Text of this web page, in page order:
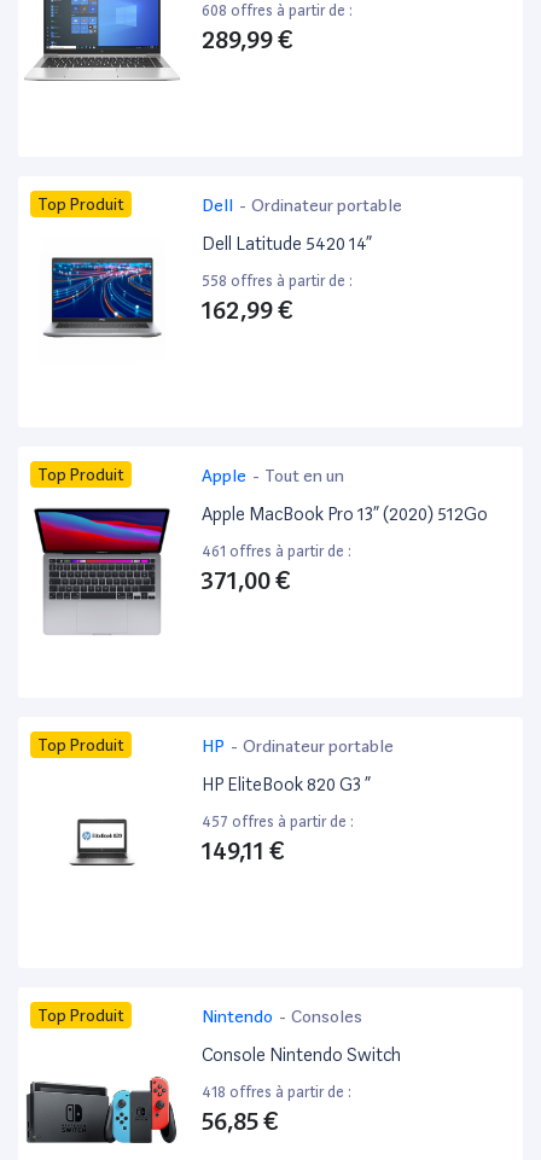
608 offres à partir de :
289,99 €
Top Produit Dell - Ordinateur portable
Dell Latitude 5420 14”
558 offres à partir de :
162,99 €
Top Produit Apple - Tout en un
Apple MacBook Pro 13” (2020) 512Go
461 offres à partir de :
371,00 €
Top Produit HP - Ordinateur portable
HP EliteBook 820 G3 ”
457 offres à partir de :
149,11 €
Top Produit Nintendo - Consoles
Console Nintendo Switch
418 offres à partir de :
56,85 €